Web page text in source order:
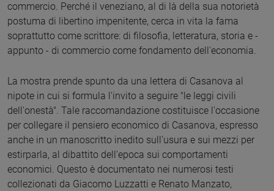
commercio. Perché il veneziano, al di là della sua notorietà
postuma di libertino impenitente, cerca in vita la fama
soprattutto come scrittore: di filosofia, letteratura, storia e -
appunto - di commercio come fondamento dell'economia.
La mostra prende spunto da una lettera di Casanova al
nipote in cui si formula l'invito a seguire "le leggi civili
dell'onestà". Tale raccomandazione costituisce l'occasione
per collegare il pensiero economico di Casanova, espresso
anche in un manoscritto inedito sull'usura e sui mezzi per
estirparla, al dibattito dell'epoca sui comportamenti
economici. Questo è documentato nei numerosi testi
collezionati da Giacomo Luzzatti e Renato Manzato,